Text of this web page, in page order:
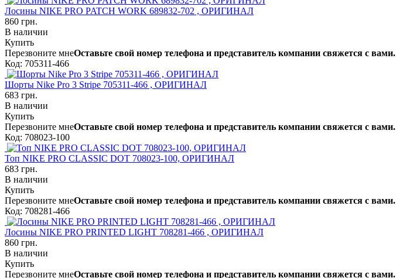
Лосины NIKE PRO PATCH WORK 689832-702 , ОРИГИНАЛ
860 грн.
В наличии
Купить
Перезвоните мнеОставьте свой номер телефона и представитель компании свяжется с вами.
Код: 705311-466
Шорты Nike Pro 3 Stripe 705311-466 , ОРИГИНАЛ
683 грн.
В наличии
Купить
Перезвоните мнеОставьте свой номер телефона и представитель компании свяжется с вами.
Код: 708023-100
Топ NIKE PRO CLASSIC DOT 708023-100, ОРИГИНАЛ
683 грн.
В наличии
Купить
Перезвоните мнеОставьте свой номер телефона и представитель компании свяжется с вами.
Код: 708281-466
Лосины NIKE PRO PRINTED LIGHT 708281-466 , ОРИГИНАЛ
860 грн.
В наличии
Купить
Перезвоните мнеОставьте свой номер телефона и представитель компании свяжется с вами.